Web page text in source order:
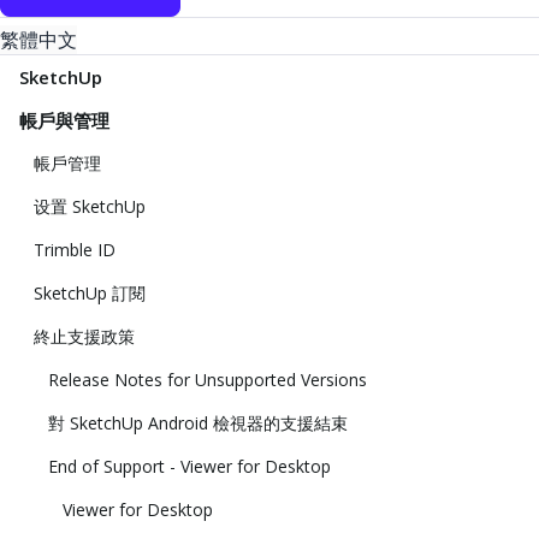
繁體中文
SketchUp
帳戶與管理
帳戶管理
设置 SketchUp
Trimble ID
SketchUp 訂閱
終止支援政策
Release Notes for Unsupported Versions
對 SketchUp Android 檢視器的支援結束
End of Support - Viewer for Desktop
Viewer for Desktop